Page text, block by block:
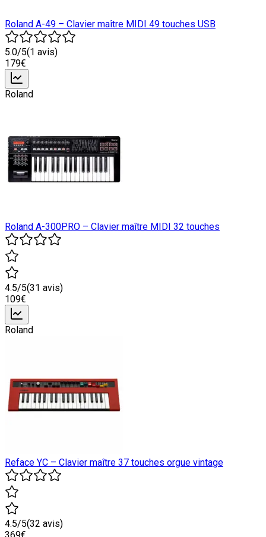
Roland A-49 – Clavier maître MIDI 49 touches USB
5.0/5(1 avis)
179€
Roland
Roland A-300PRO – Clavier maître MIDI 32 touches
4.5/5(31 avis)
109€
Roland
Reface YC – Clavier maître 37 touches orgue vintage
4.5/5(32 avis)